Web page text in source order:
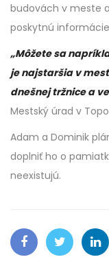
budovách v meste
poskytnú
„Môžete sa
je najstaršia v
dnešnej tržnice a
Mestský úrad v
Adam a Dominik
doplniť ho o
neexistujú.